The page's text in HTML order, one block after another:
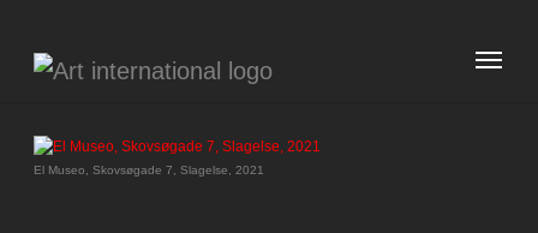
El Museo, Skovsøgade 7, Slagelse, 2021